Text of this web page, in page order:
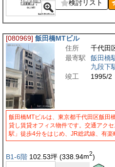
検討リスト
[080969] 飯田橋MTビル
住所
千代田
最寄駅
飯田橋
九段下
竣工
1995/2
飯田橋MTビルは、東京都千代田区飯田
貸し賃貸オフィス物件です。交通アク
駅」徒歩4分をはじめ、JR総武線、有楽
B1-6階 102.53坪 (338.94m2)